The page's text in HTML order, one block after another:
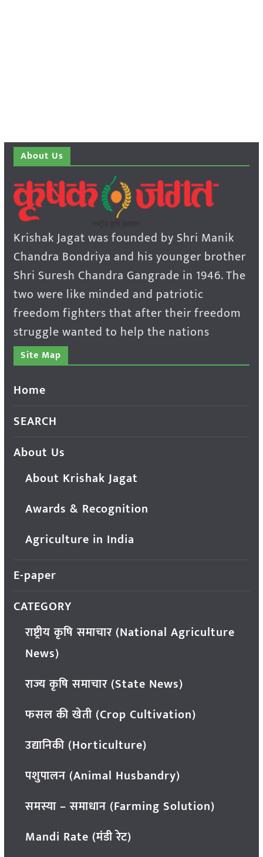
About Us
Krishak Jagat was founded by Shri Manik
Chandra Bondriya and his younger brother
Shri Suresh Chandra Gangrade in 1946. The
two were like minded and patriotic
freedom fighters that after their freedom
struggle wanted to help the nations
Site Map
Home
SEARCH
About Us
About Krishak Jagat
Awards & Recognition
Agriculture in India
E-paper
CATEGORY
राष्ट्रीय कृषि समाचार (National Agriculture
News)
राज्य कृषि समाचार (State News)
फसल की खेती (Crop Cultivation)
उद्यानिकी (Horticulture)
पशुपालन (Animal Husbandry)
समस्या – समाधान (Farming Solution)
Mandi Rate (मंडी रेट)